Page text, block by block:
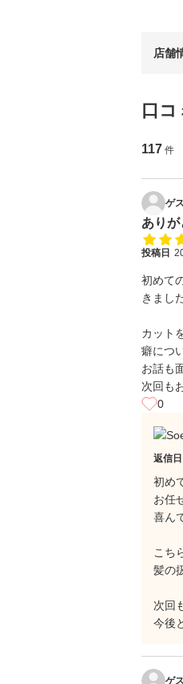
店舗
口コ
117 件
ゲ
あり
投稿日
初めて
きまし
カット
癖につ
お話も
次回も
0
返信日
初め
お任
喜ん
こち
髪の
次回
今後
ゲ